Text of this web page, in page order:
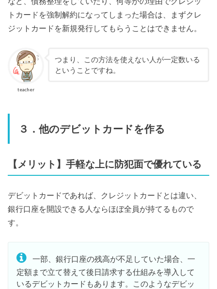
トカードを強制解約になってしまった場合は、まずクレ
ジットカードを新規発行してもらうことはできません。
teacher
つまり、この方法を使えない人が一定数いる
ということですね。
３．他のデビットカードを作る
【メリット】手軽な上に防犯面で優れている
デビットカードであれば、クレジットカードとは違い、
銀行口座を開設できる人ならほぼ全員が持てるもので
す。
一部、銀行口座の残高が不足していた場合、一
定額まで立て替えて後日請求する仕組みを導入して
いるデビットカードもあります。このようなデビッ